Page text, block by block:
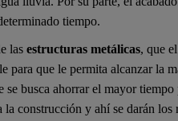
tiempo.
lasestructuras metálicas, que
para que le permita alcanzar la
se busca ahorrar el mayor
la construcción y ahí se darán